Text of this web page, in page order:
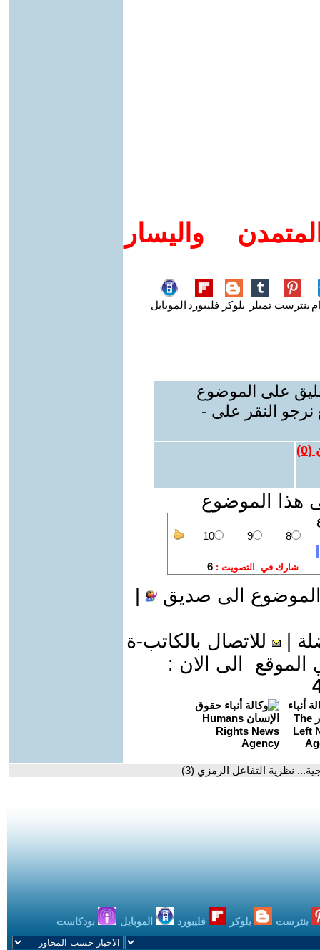
واليسار
بنترست تمبلر بلوكر فليبورد الموبايل
على الموضوع
نرجو النقر على -
(
0
)
هذا الموضوع
الى صديق
للاتصال بالكاتب-ة
الى الان :
نظرية التفاعل الرمزي (3)
بنترست بلوكر فليبورد الموبايل بودكاست